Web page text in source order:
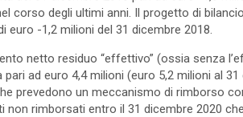
corso degli ultimi anni. Il progetto di
euro -1,2 milioni del 31 dicembre 2018.
netto residuo “effettivo” (ossia senza
pari ad euro 4,4 milioni (euro 5,2 milioni al
prevedono un meccanismo di rimborso
non rimborsati entro il 31 dicembre 2020